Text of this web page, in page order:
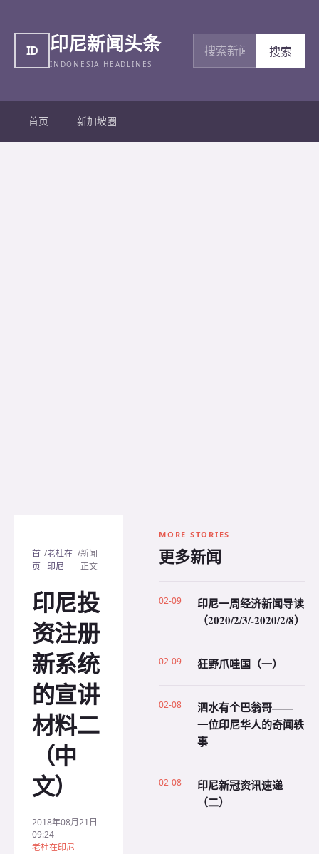
ID 印尼新闻头条
INDONESIA HEADLINES
搜索新闻
搜索
首页 新加坡圈
首
页
/老杜在
印尼
/新闻
正文
印尼投
资注册
新系统
的宣讲
材料二
（中
文）
2018年08月21日
09:24
老杜在印尼
MORE STORIES
更多新闻
02-09
印尼一周经济新闻导读
（2020/2/3/-2020/2/8）
02-09 狂野爪哇国（一）
02-08
泗水有个巴翁哥——
一位印尼华人的奇闻轶
事
02-08
印尼新冠资讯速递
（二）